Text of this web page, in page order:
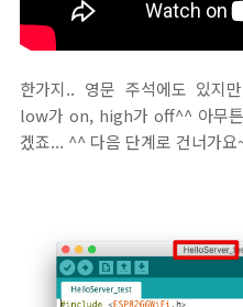
한가지.. 영문 주석에도 있지
low가 on, high가 off^^ 아무튼
겠죠... ^^ 다음 단계로 건너가요